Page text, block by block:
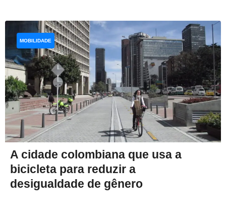
A cidade colombiana que usa a
bicicleta para reduzir a
desigualdade de gênero
MOBILIDADE